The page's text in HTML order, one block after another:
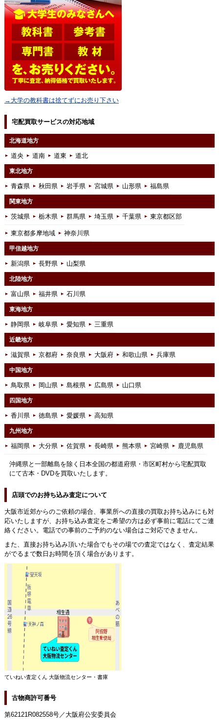
→大学の教科書は捨てずにお売り下さい
宅配買取サービスの対応地域
北海道地方
道央 道南 道東 道北
東北地方
青森県 秋田県 岩手県 宮城県 山形県 福島県
関東地方
茨城県 栃木県 群馬県 埼玉県 千葉県 東京都区部
東京都多摩地域 神奈川県
甲信越地方
新潟県 長野県 山梨県
北陸地方
富山県 福井県 石川県
東海地方
静岡県 岐阜県 愛知県 三重県
近畿地方
滋賀県 京都府 奈良県 大阪府 和歌山県 兵庫県
中国地方
鳥取県 岡山県 島根県 広島県 山口県
四国地方
香川県 徳島県 愛媛県 高知県
九州地方
福岡県 大分県 佐賀県 長崎県 熊本県 宮崎県 鹿児島県
沖縄県と一部離島を除く日本全国の都道府県・市区町村から宅配買取
にて古本・DVDを買取いたします。
店頭でのお持ち込み査定について
大阪市近郊からのご依頼の場合、事業所への直接の買取お持ち込みにも対
応いたしますが、お持ち込み査定をご希望の方は必ず事前に電話にてご連
絡ください。電話での事前のご予約のない場合はご対応できません。
また、直接お持ち込み頂いた場合でもその場での査定ではなく、査定結果
がでるまで数日お時間を頂く場合があります。
ていねい査定くん 大阪物流センター・書庫
古物商許可番号
第62121R082558号／大阪府公安委員会